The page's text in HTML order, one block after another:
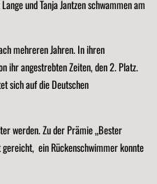
und Tanja Jantzen schwammen am
mehreren Jahren. In ihren
ihr angestrebten Zeiten, den 2. Platz.
sich auf die Deutschen
werden. Zu der Prämie „Bester
ein Rückenschwimmer konnte